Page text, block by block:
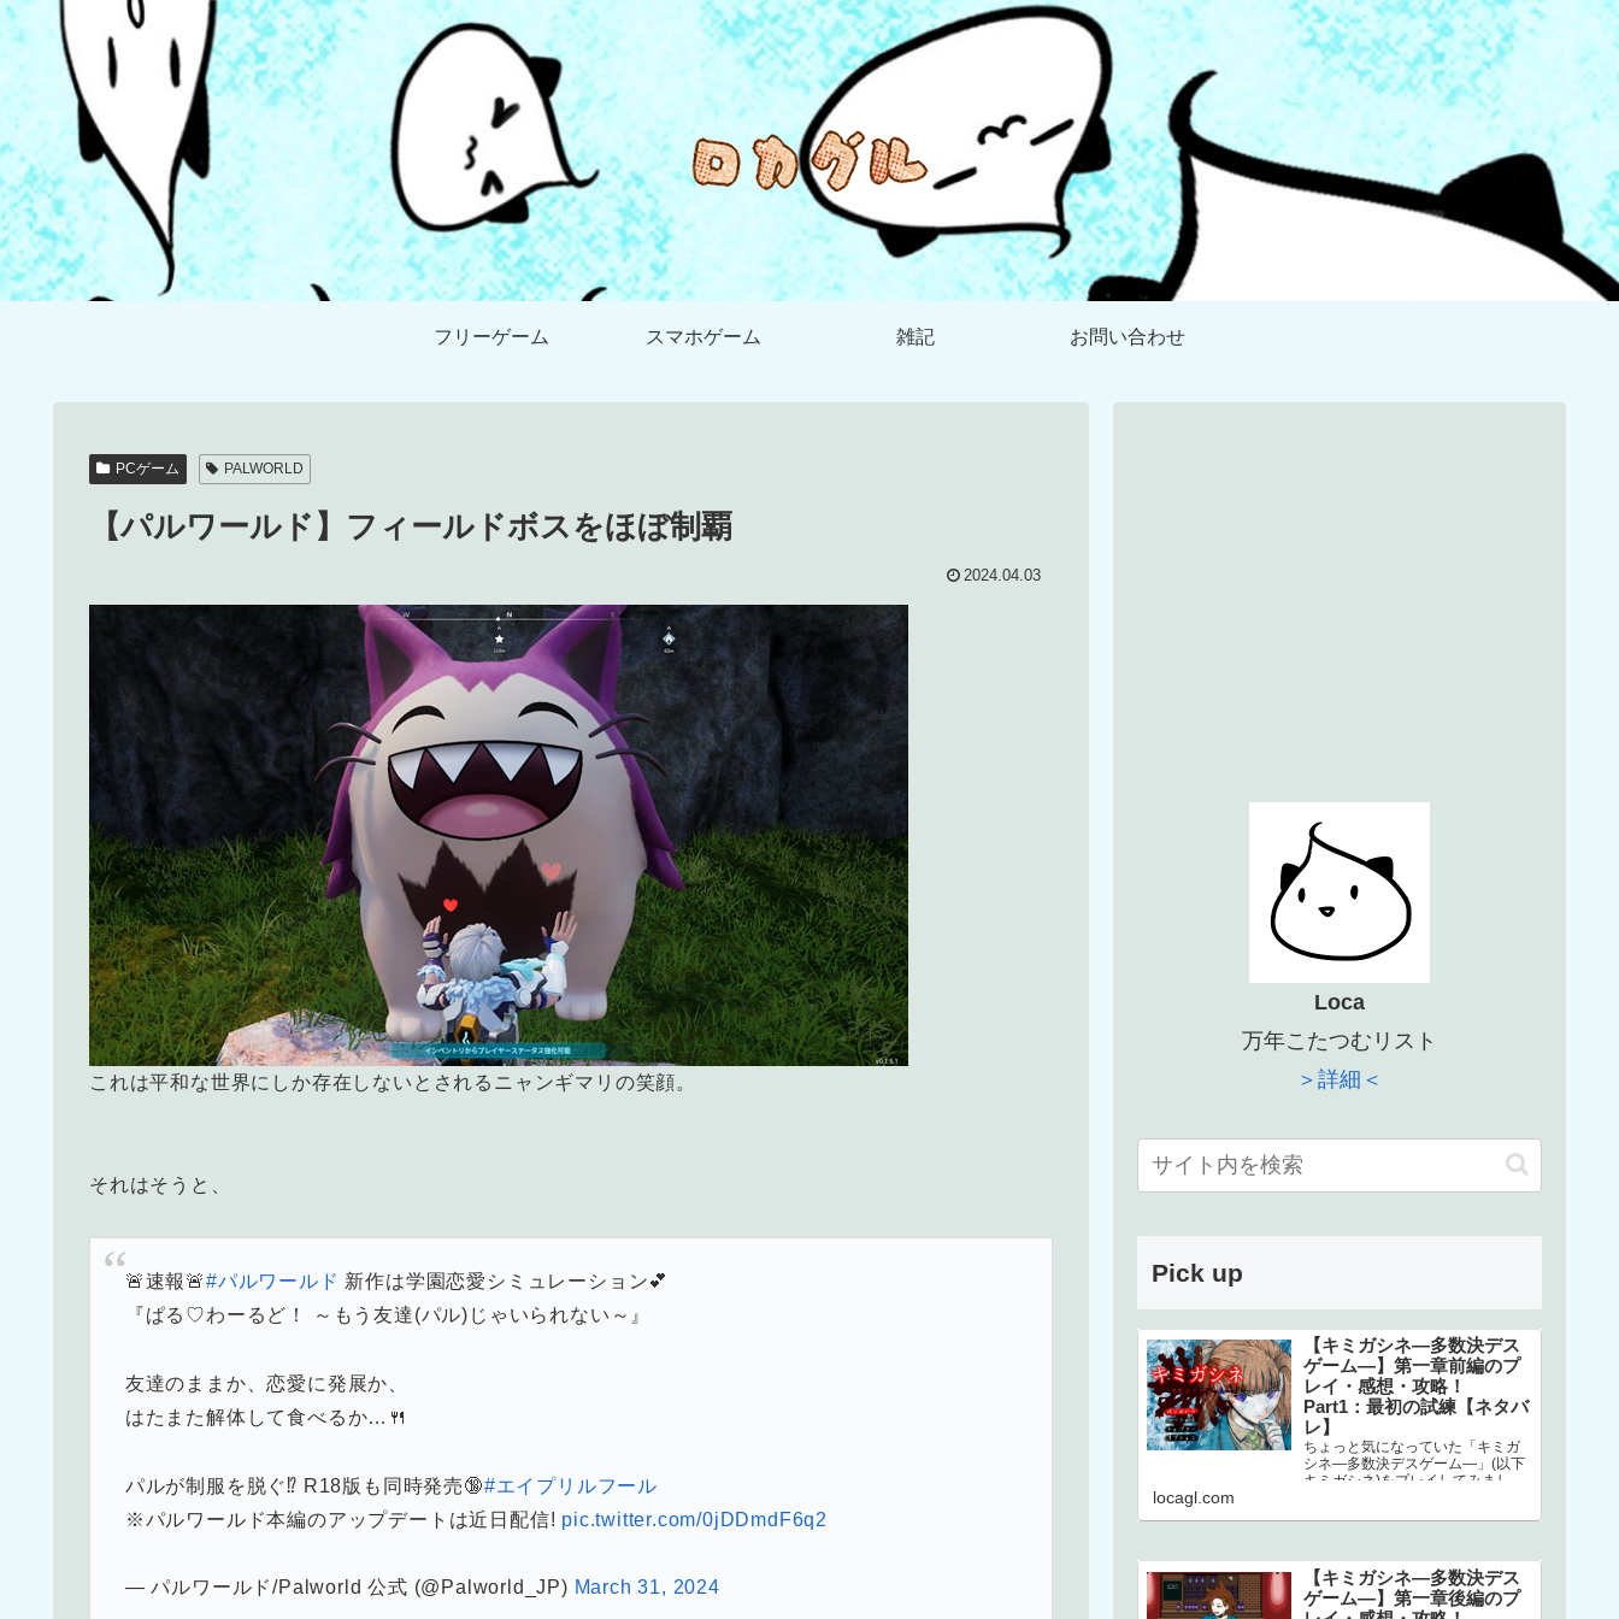
フリーゲーム スマホゲーム 雑記 お問い合わせ
PCゲーム PALWORLD
【パルワールド】フィールドボスをほぼ制覇
2024.04.03
これは平和な世界にしか存在しないとされるニャンギマリの笑顔。
それはそうと、
🚨速報🚨#パルワールド 新作は学園恋愛シミュレーション💕
『ぱる♡わーるど！ ～もう友達(パル)じゃいられない～』
友達のままか、恋愛に発展か、
はたまた解体して食べるか…🍴
パルが制服を脱ぐ⁉️ R18版も同時発売🔞#エイプリルフール
※パルワールド本編のアップデートは近日配信! pic.twitter.com/0jDDmdF6q2
— パルワールド/Palworld 公式 (@Palworld_JP) March 31, 2024
Loca
万年こたつむリスト
＞詳細＜
Pick up
【キミガシネ―多数決デス
ゲーム―】第一章前編のプ
レイ・感想・攻略！
Part1：最初の試練【ネタバ
レ】
ちょっと気になっていた「キミガ
シネ―多数決デスゲーム―」(以下
キミガシネ)をプレイしてみまし
locagl.com
【キミガシネ―多数決デス
ゲーム―】第一章後編のプ